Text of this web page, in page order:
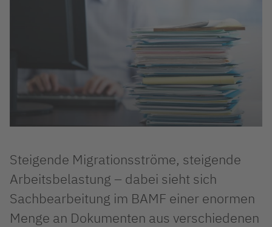
Steigende Migrationsströme, steigende
Arbeitsbelastung – dabei sieht sich
Sachbearbeitung im BAMF einer enormen
Menge an Dokumenten aus verschiedenen